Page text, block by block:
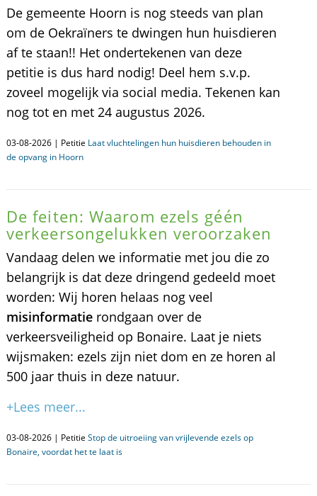
De gemeente Hoorn is nog steeds van plan
om de Oekraïners te dwingen hun huisdieren
af te staan!! Het ondertekenen van deze
petitie is dus hard nodig! Deel hem s.v.p.
zoveel mogelijk via social media. Tekenen kan
nog tot en met 24 augustus 2026.
03-08-2026 | Petitie Laat vluchtelingen hun huisdieren behouden in
de opvang in Hoorn
De feiten: Waarom ezels géén
verkeersongelukken veroorzaken
Vandaag delen we informatie met jou die zo
belangrijk is dat deze dringend gedeeld moet
worden: Wij horen helaas nog veel
misinformatierondgaan over de
verkeersveiligheid op Bonaire. Laat je niets
wijsmaken: ezels zijn niet dom en ze horen al
500 jaar thuis in deze natuur.
+Lees meer...
03-08-2026 | Petitie Stop de uitroeiing van vrijlevende ezels op
Bonaire, voordat het te laat is